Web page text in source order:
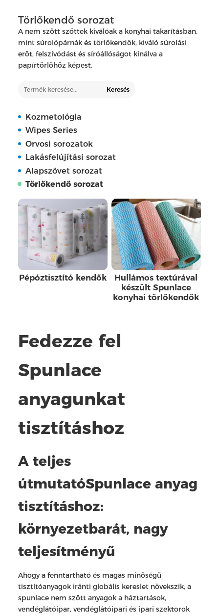
Törlőkendő sorozat
A nem szőtt szőttek kiválóak a konyhai takarításban,
mint súrolópárnák és törlőkendők, kiváló súrolási
erőt, felszívódást és síróállóságot kínálva a
papírtörlőhöz képest.
Keresés
Kozmetológia
Wipes Series
Orvosi sorozatok
Lakásfelújítási sorozat
Alapszövet sorozat
Törlőkendő sorozat
Pépóztisztító kendők
Hullámos textúrával
készült Spunlace
konyhai törlőkendők
Fedezze fel
Spunlace
anyagunkat
tisztításhoz
A teljes
útmutatóSpunlace anyag
tisztításhoz:
környezetbarát, nagy
teljesítményű
Ahogy a fenntartható és magas minőségű
tisztítóanyagok iránti globális kereslet növekszik, a
spunlace nem szőtt anyagok a háztartások,
vendéglátóipar, vendéglátóipari és ipari szektorok